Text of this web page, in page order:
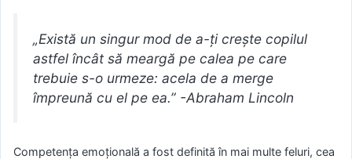
„Există un singur mod de a-ţi creşte copilul
astfel încât să meargă pe calea pe care
trebuie s-o urmeze: acela de a merge
împreună cu el pe ea.” -Abraham Lincoln
Competenţa emoţională a fost definită în mai multe feluri, cea